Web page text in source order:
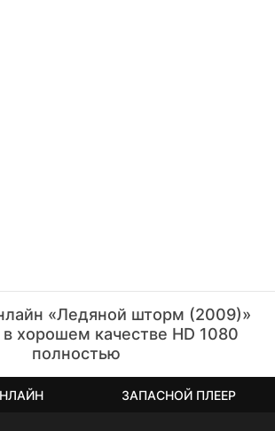
«Ледяной шторм (2009)»
хорошем качестве HD 1080
полностью
ЗАПАСНОЙ ПЛЕЕР